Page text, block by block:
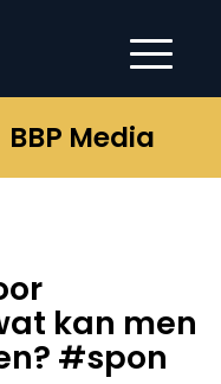
BBP Media
kan men
#spon